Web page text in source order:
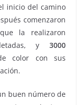
inicio del camino
comenzaron
la realizaron
y 3000
color con sus
buen número de